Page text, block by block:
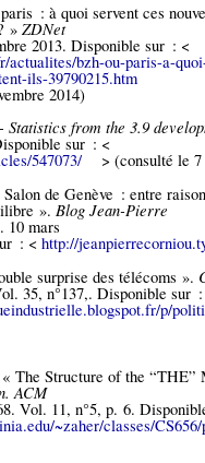
: à quoi servent ces
» ZDNet
2013. Disponible sur : <
bzh-ou-paris-a-
ils-39790215.htm
2014)
Statistics from the 3.9
sur : <
547073/
> (consulté le
de Genève : entre
». Blog Jean-Pierre
10 mars
: < http://
surprise des télécoms ».
35, n°137,. Disponible sur
p/
The Structure of the “THE”
ACM
Vol. 11, n°5, p. 6.
~zaher/classes/